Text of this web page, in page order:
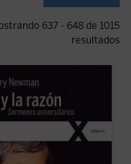
637 - 648 de 1015
resultados
en el juicio cotidiano de
fe es contraria a la razón, o
pregunta, formulada por
en el prólogo de una de